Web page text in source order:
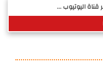
قناة اليوتيوب ...